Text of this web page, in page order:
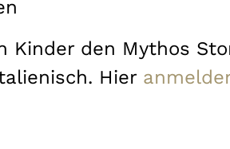
Kinder den Mythos
Hier